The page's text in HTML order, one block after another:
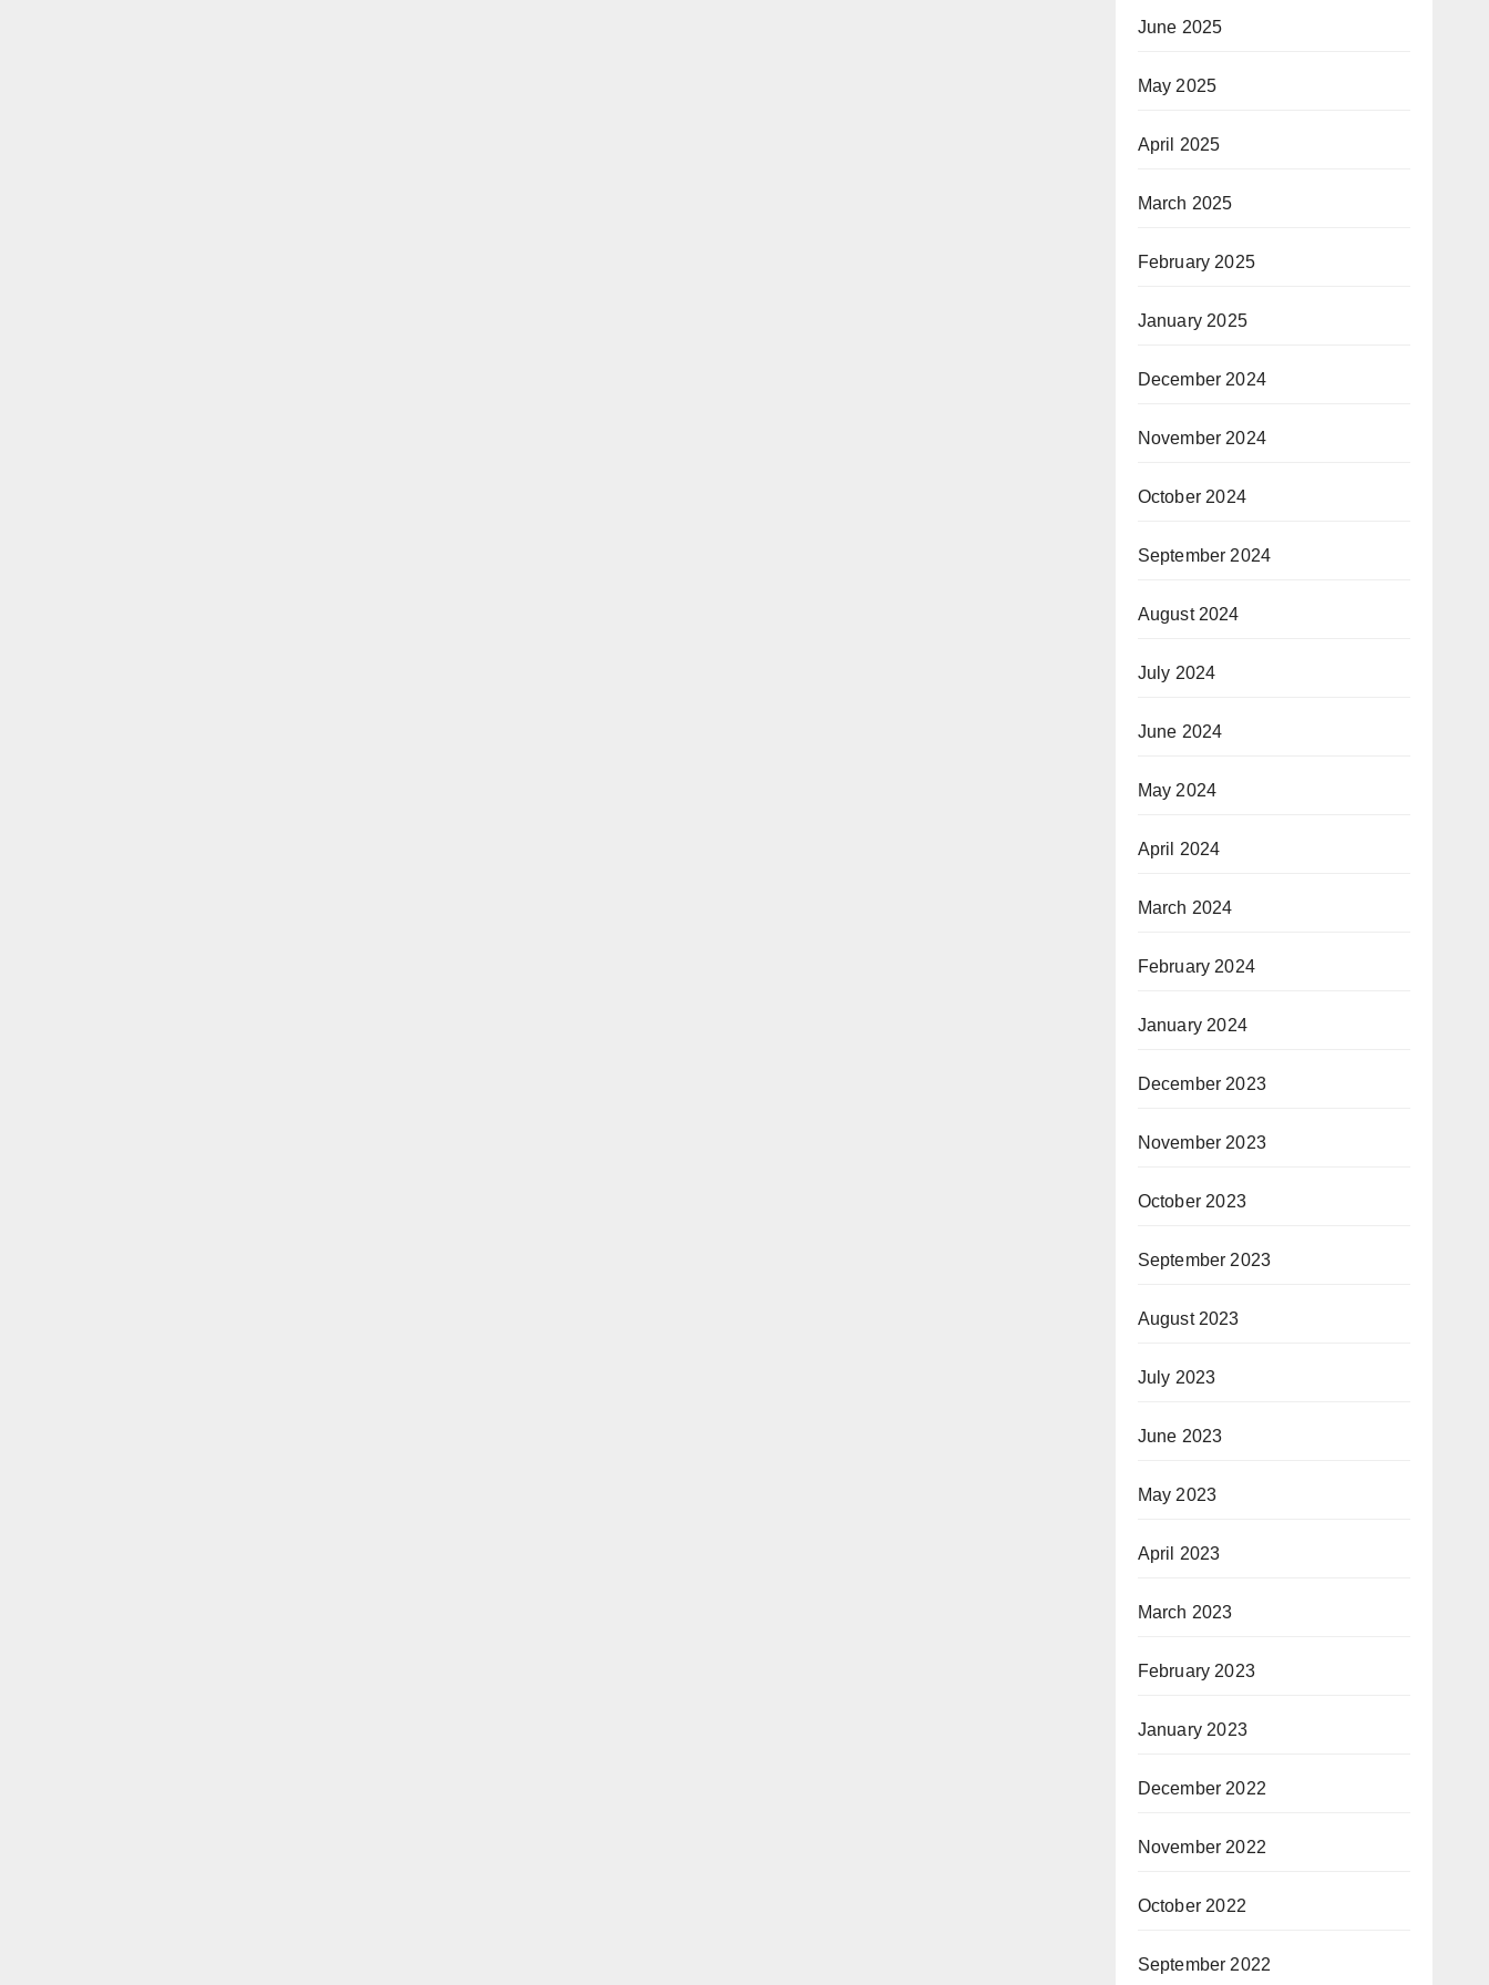
June 2025
May 2025
April 2025
March 2025
February 2025
January 2025
December 2024
November 2024
October 2024
September 2024
August 2024
July 2024
June 2024
May 2024
April 2024
March 2024
February 2024
January 2024
December 2023
November 2023
October 2023
September 2023
August 2023
July 2023
June 2023
May 2023
April 2023
March 2023
February 2023
January 2023
December 2022
November 2022
October 2022
September 2022